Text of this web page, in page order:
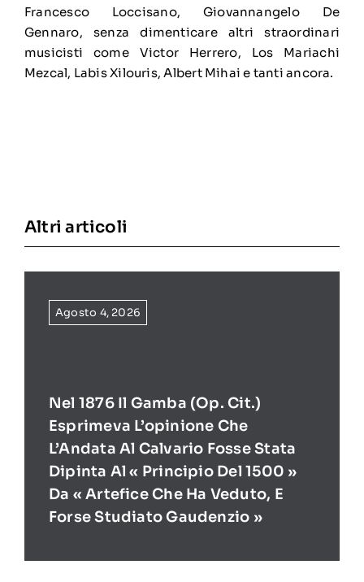
Francesco Loccisano, Giovannangelo De
Gennaro, senza dimenticare altri straordinari
musicisti come Victor Herrero, Los Mariachi
Mezcal, Labis Xilouris, Albert Mihai e tanti ancora.
Altri articoli
Agosto 4, 2026
Nel 1876 Il Gamba (op. Cit.)
Esprimeva L’opinione Che
L’Andata Al Calvario Fosse Stata
Dipinta Al « Principio Del 1500 »
Da « Artefice Che Ha Veduto, E
Forse Studiato Gaudenzio »